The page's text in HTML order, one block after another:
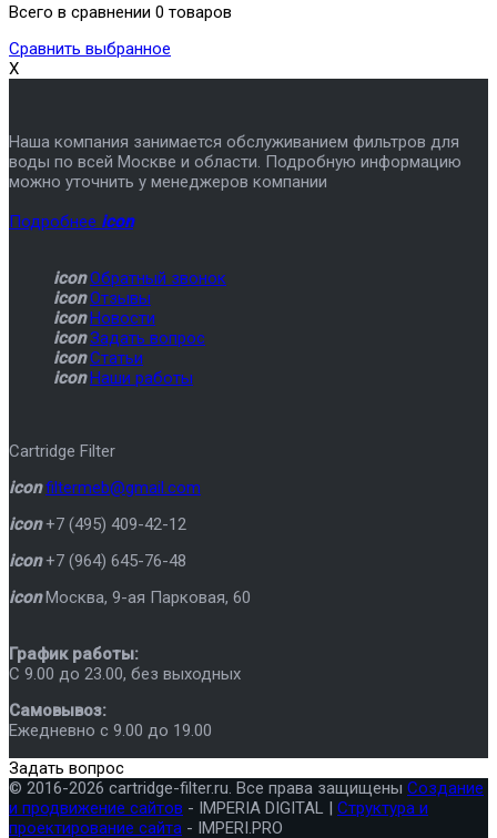
Всего в сравнении 0 товаров
Сравнить выбранное
X
Наша компания занимается обслуживанием фильтров для
воды по всей Москве и области. Подробную информацию
можно уточнить у менеджеров компании
Подробнее icon
icon Обратный звонок
icon Отзывы
icon Новости
icon Задать вопрос
icon Статьи
icon Наши работы
Cartridge Filter
icon filtermeb@gmail.com
icon +7 (495) 409-42-12
icon +7 (964) 645-76-48
icon Москва, 9-ая Парковая, 60
График работы:
C 9.00 до 23.00, без выходных
Самовывоз:
Ежедневно с 9.00 до 19.00
Задать вопрос
© 2016-2026 cartridge-filter.ru. Все права защищены Создание
и продвижение сайтов - IMPERIA DIGITAL | Структура и
проектирование сайта - IMPERI.PRO